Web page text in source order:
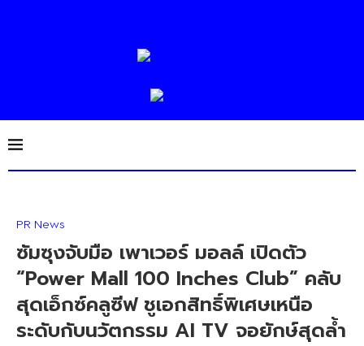
PR News
ซัมซุงจับมือ เพาเวอร์ มอลล์ เปิดตัว
“Power Mall 100 Inches Club” คลับ
สุดเอ็กซ์คลูซีฟ ชูเอกสิทธิ์พิเศษเหนือ
ระดับกับนวัตกรรม AI TV จอยักษ์สุดล้ำ